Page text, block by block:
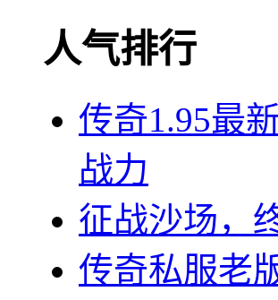
人气排行
传奇1.95最
战力
征战沙场，
传奇私服老